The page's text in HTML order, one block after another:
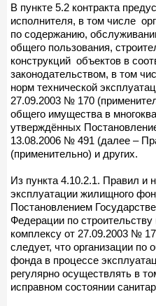
В пункте 5.2 контракта
исполнителя, в том числе
по содержанию,
общего пользования,
конструкций объектов в
законодательством, в том
норм технической
27.09.2003 № 170
общего имущества в
утверждённых
13.08.2006 № 491 (далее –
(применительно) и других.
Из пункта 4.10.2.1. Правил и
эксплуатации жилищного
Постановлением
Федерации по
комплексу от 27.09.2003 №
следует, что организации
фонда в процессе
регулярно осуществлять в
исправном состоянии